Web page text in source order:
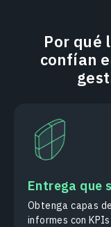
Por qué
confían
Entrega que
Obtenga capas
informes con